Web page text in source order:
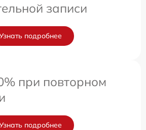
записи
подробнее
при повторном
подробнее